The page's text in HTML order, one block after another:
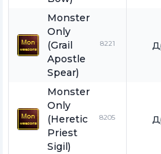
Monster
Only
(Grail
Apostle
Spear)
8221
Monster
Only
(Heretic
Priest
Sigil)
8205